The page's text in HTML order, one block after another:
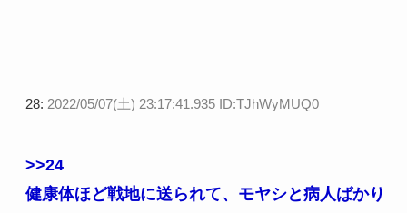
28: 2022/05/07(土) 23:17:41.935 ID:TJhWyMUQ0
>>24
健康体ほど戦地に送られて、モヤシと病人ばかり